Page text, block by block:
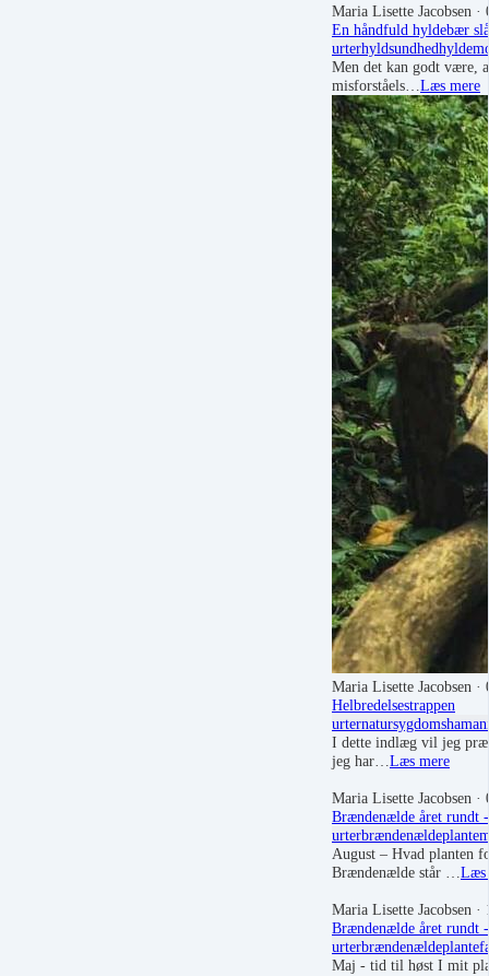
Maria Lisette Jacobsen ·
En håndfuld hyldebær
urterhyldsundhed
Men det kan godt være,
misforståels… Læs mere
Maria Lisette Jacobsen ·
Helbredelsestrappen
urternatursygdom
I dette indlæg vil jeg
jeg har… Læs mere
Maria Lisette Jacobsen ·
Brændenælde året rundt
urterbrændenælde
August – Hvad planten
Brændenælde står … Læs
Maria Lisette Jacobsen ·
Brændenælde året rundt
urterbrændenælde
Maj - tid til høst I mit